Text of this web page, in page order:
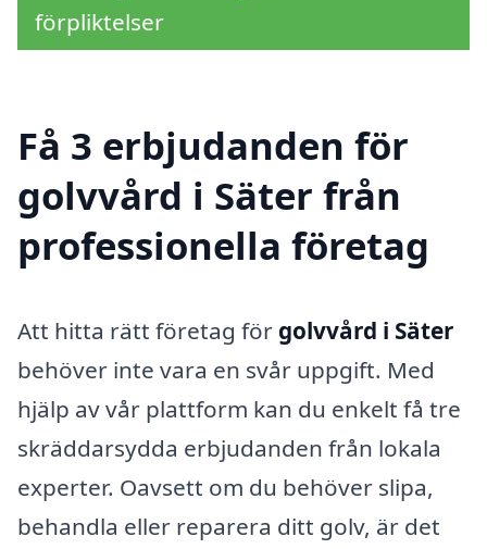
förpliktelser
Få 3 erbjudanden för
golvvård i Säter från
professionella företag
Att hitta rätt företag för golvvård i Säter
behöver inte vara en svår uppgift. Med
hjälp av vår plattform kan du enkelt få tre
skräddarsydda erbjudanden från lokala
experter. Oavsett om du behöver slipa,
behandla eller reparera ditt golv, är det